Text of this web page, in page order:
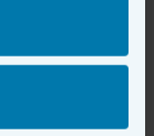
„PDF-